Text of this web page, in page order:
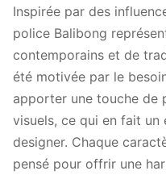
Inspirée par des
police Balibong
contemporains et de
été motivée par le
apporter une touche de
visuels, ce qui en fait
designer. Chaque
pensé pour offrir une